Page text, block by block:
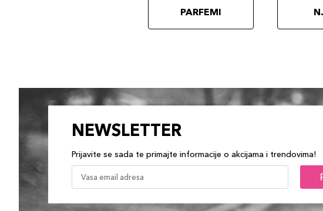
PARFEMI
NEWSLETTER
Prijavite se sada te primajte informacije o akcijama i trendovima!